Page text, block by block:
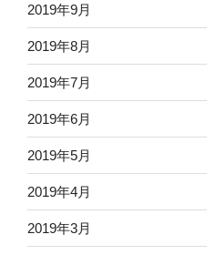
2019年9月
2019年8月
2019年7月
2019年6月
2019年5月
2019年4月
2019年3月